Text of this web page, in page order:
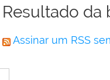
Resultado da
Assinar um RSS